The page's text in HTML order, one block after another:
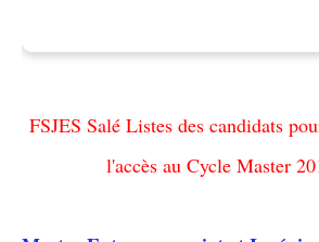
FSJES Salé Listes des candidats
l'accès au Cycle Master